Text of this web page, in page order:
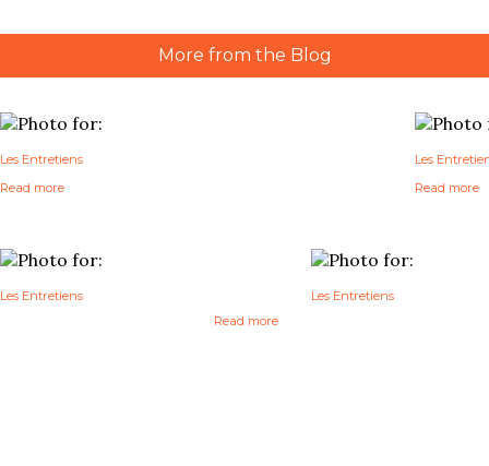
More from the Blog
Les Entretiens
Read more
Les
Read more
Les Entretiens
Read more
Les Entretiens